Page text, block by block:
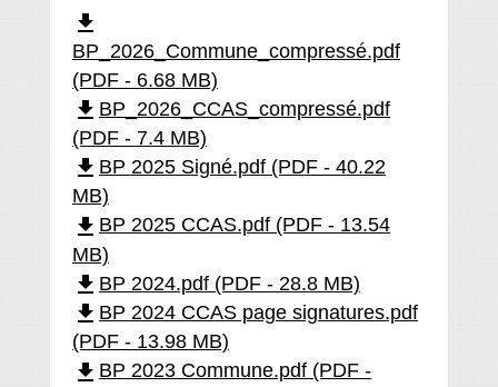
file_download
BP_2026_Commune_compressé.pdf
(PDF - 6.68 MB)
file_download BP_2026_CCAS_compressé.pdf
(PDF - 7.4 MB)
file_download BP 2025 Signé.pdf (PDF - 40.22
MB)
file_download BP 2025 CCAS.pdf (PDF - 13.54
MB)
file_download BP 2024.pdf (PDF - 28.8 MB)
file_download BP 2024 CCAS page signatures.pdf
(PDF - 13.98 MB)
file_download BP 2023 Commune.pdf (PDF -